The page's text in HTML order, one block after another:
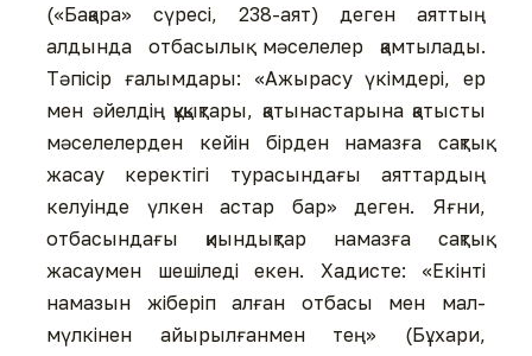
(«Бақара» сүресі, 238-аят) деген аяттың
алдында отбасылық мәселелер қамтылады.
Тәпісір ғалымдары: «Ажырасу үкімдері, ер
мен әйелдің құқықтары, қатынастарына қатысты
мәселелерден кейін бірден намазға сақтық
жасау керектігі турасындағы аяттардың
келуінде үлкен астар бар» деген. Яғни,
отбасындағы қиындықтар намазға сақтық
жасаумен шешіледі екен. Хадисте: «Екінті
намазын жіберіп алған отбасы мен мал-
мүлкінен айырылғанмен тең» (Бұхари,